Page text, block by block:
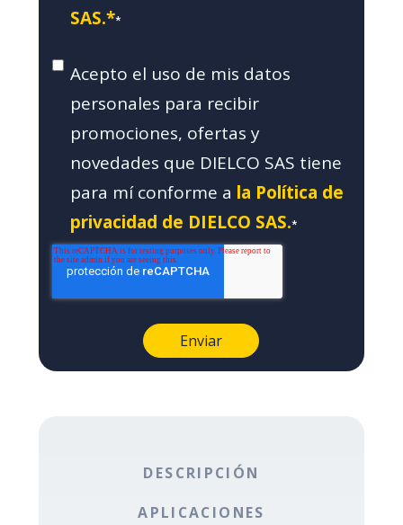
SAS.**
Acepto el uso de mis datos
personales para recibir
promociones, ofertas y
novedades que DIELCO SAS tiene
para mí conforme a la Política de
privacidad de DIELCO SAS.*
DESCRIPCIÓN
APLICACIONES